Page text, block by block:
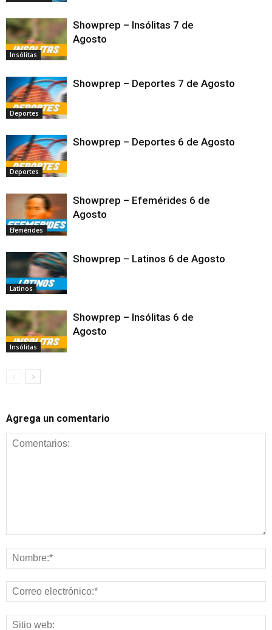
Insólitas
Showprep – Insólitas 7 de
Agosto
Deportes
Showprep – Deportes 7 de Agosto
Deportes
Showprep – Deportes 6 de Agosto
Efemérides
Showprep – Efemérides 6 de
Agosto
Latinos
Showprep – Latinos 6 de Agosto
Insólitas
Showprep – Insólitas 6 de
Agosto
Agrega un comentario